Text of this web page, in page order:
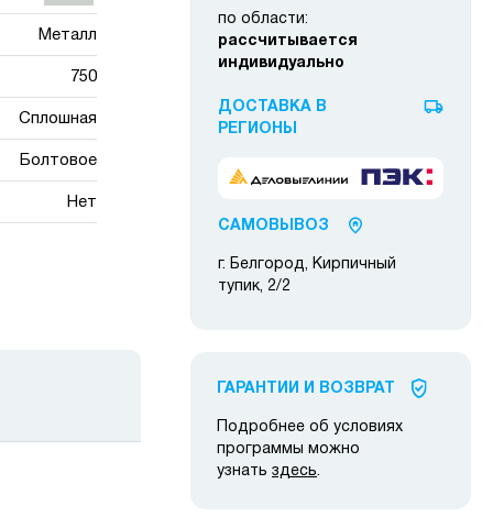
Металл
750
Сплошная
Болтовое
Нет
по области:
рассчитывается
индивидуально
ДОСТАВКА В
РЕГИОНЫ
САМОВЫВОЗ
г. Белгород, Кирпичный
тупик, 2/2
ГАРАНТИИ И ВОЗВРАТ
Подробнее об условиях
программы можно
узнать здесь.